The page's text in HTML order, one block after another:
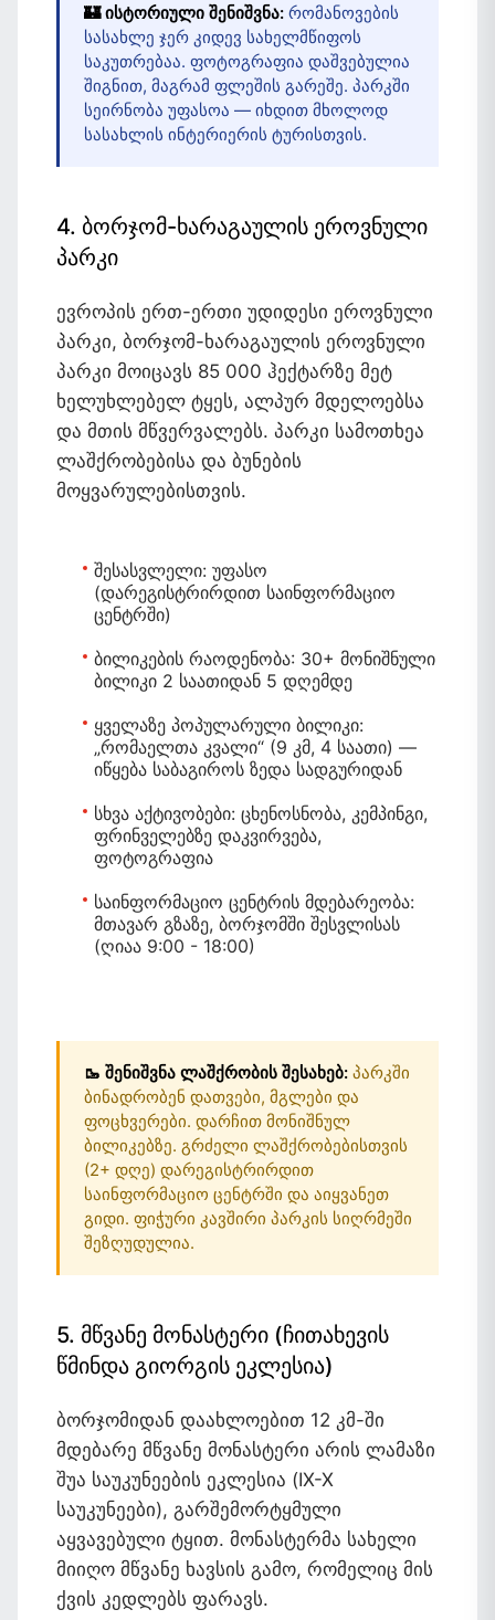
🏰 ისტორიული შენიშვნა: რომანოვების
სასახლე ჯერ კიდევ სახელმწიფოს
საკუთრებაა. ფოტოგრაფია დაშვებულია
შიგნით, მაგრამ ფლეშის გარეშე. პარკში
სეირნობა უფასოა — იხდით მხოლოდ
სასახლის ინტერიერის ტურისთვის.
4. ბორჯომ-ხარაგაულის ეროვნული
პარკი
ევროპის ერთ-ერთი უდიდესი ეროვნული
პარკი, ბორჯომ-ხარაგაულის ეროვნული
პარკი მოიცავს 85 000 ჰექტარზე მეტ
ხელუხლებელ ტყეს, ალპურ მდელოებსა
და მთის მწვერვალებს. პარკი სამოთხეა
ლაშქრობებისა და ბუნების
მოყვარულებისთვის.
შესასვლელი: უფასო
(დარეგისტრირდით საინფორმაციო
ცენტრში)
ბილიკების რაოდენობა: 30+ მონიშნული
ბილიკი 2 საათიდან 5 დღემდე
ყველაზე პოპულარული ბილიკი:
„რომაელთა კვალი“ (9 კმ, 4 საათი) —
იწყება საბაგიროს ზედა სადგურიდან
სხვა აქტივობები: ცხენოსნობა, კემპინგი,
ფრინველებზე დაკვირვება,
ფოტოგრაფია
საინფორმაციო ცენტრის მდებარეობა:
მთავარ გზაზე, ბორჯომში შესვლისას
(ღიაა 9:00 - 18:00)
🥾 შენიშვნა ლაშქრობის შესახებ: პარკში
ბინადრობენ დათვები, მგლები და
ფოცხვერები. დარჩით მონიშნულ
ბილიკებზე. გრძელი ლაშქრობებისთვის
(2+ დღე) დარეგისტრირდით
საინფორმაციო ცენტრში და აიყვანეთ
გიდი. ფიჭური კავშირი პარკის სიღრმეში
შეზღუდულია.
5. მწვანე მონასტერი (ჩითახევის
წმინდა გიორგის ეკლესია)
ბორჯომიდან დაახლოებით 12 კმ-ში
მდებარე მწვანე მონასტერი არის ლამაზი
შუა საუკუნეების ეკლესია (IX-X
საუკუნეები), გარშემორტყმული
აყვავებული ტყით. მონასტერმა სახელი
მიიღო მწვანე ხავსის გამო, რომელიც მის
ქვის კედლებს ფარავს.